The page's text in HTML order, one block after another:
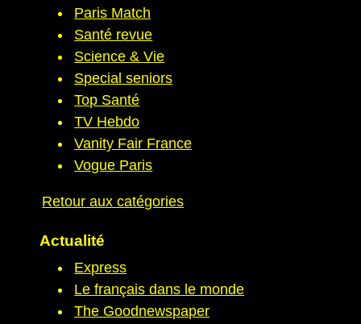
Paris Match
Santé revue
Science & Vie
Special seniors
Top Santé
TV Hebdo
Vanity Fair France
Vogue Paris
Retour aux catégories
Actualité
Express
Le français dans le monde
The Goodnewspaper